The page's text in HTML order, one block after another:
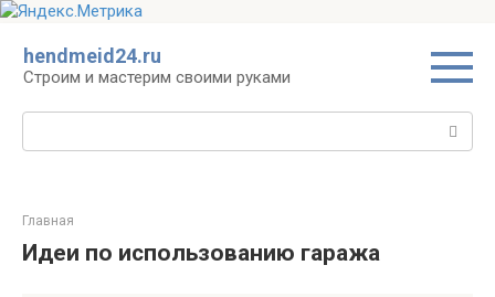
контенту
hendmeid24.ru
Строим и мастерим своими руками
Поиск:
Главная
Идеи по использованию гаража